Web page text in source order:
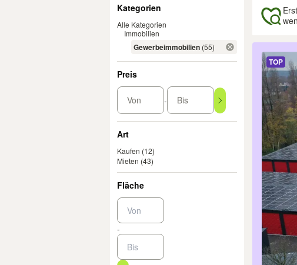
Kategorien
Alle Kategorien
Immobilien
Gewerbeimmobilien (55)
Preis
Von - Bis
Art
Kaufen (12)
Mieten (43)
Fläche
-
TOP